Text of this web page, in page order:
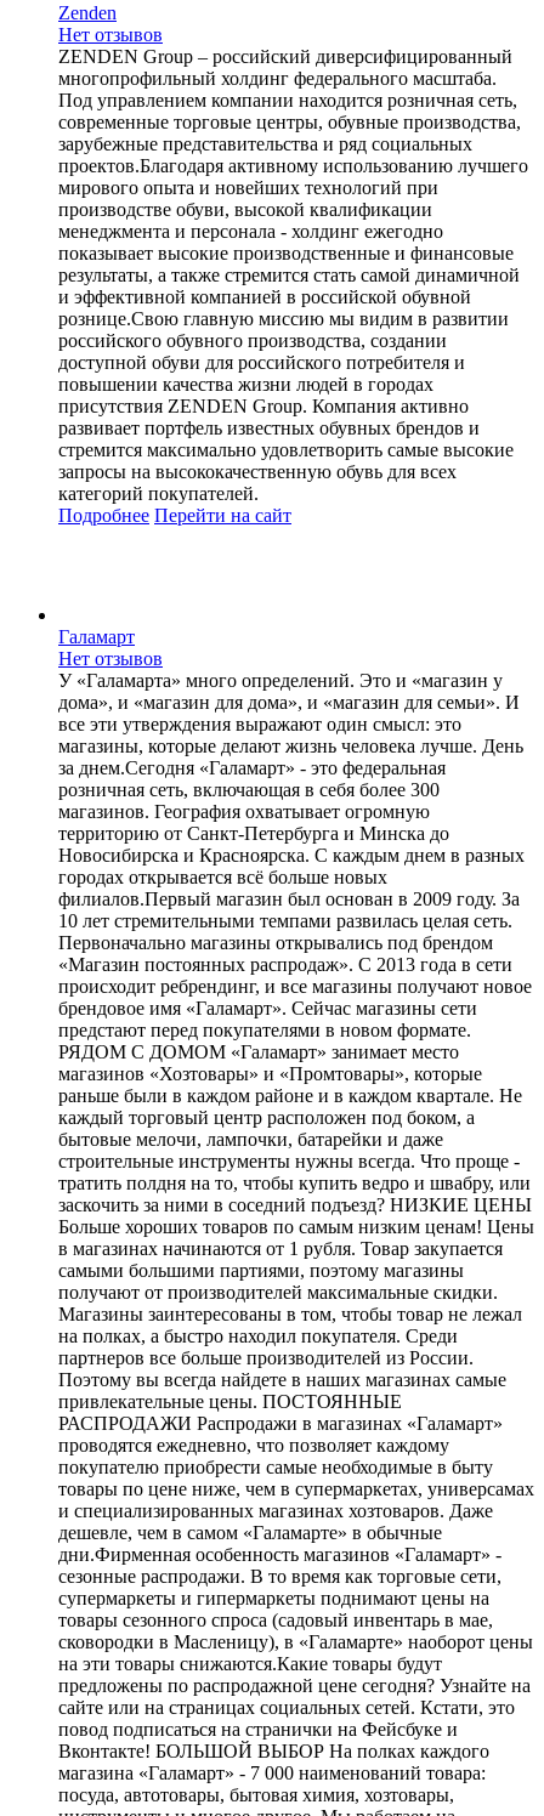
Zenden
Нет отзывов
ZENDEN Group – российский диверсифицированный
многопрофильный холдинг федерального масштаба.
Под управлением компании находится розничная сеть,
современные торговые центры, обувные производства,
зарубежные представительства и ряд социальных
проектов.Благодаря активному использованию лучшего
мирового опыта и новейших технологий при
производстве обуви, высокой квалификации
менеджмента и персонала - холдинг ежегодно
показывает высокие производственные и финансовые
результаты, а также стремится стать самой динамичной
и эффективной компанией в российской обувной
рознице.Свою главную миссию мы видим в развитии
российского обувного производства, создании
доступной обуви для российского потребителя и
повышении качества жизни людей в городах
присутствия ZENDEN Group. Компания активно
развивает портфель известных обувных брендов и
стремится максимально удовлетворить самые высокие
запросы на высококачественную обувь для всех
категорий покупателей.
Подробнее Перейти на сайт
Галамарт
Нет отзывов
У «Галамарта» много определений. Это и «магазин у
дома», и «магазин для дома», и «магазин для семьи». И
все эти утверждения выражают один смысл: это
магазины, которые делают жизнь человека лучше. День
за днем.Сегодня «Галамарт» - это федеральная
розничная сеть, включающая в себя более 300
магазинов. География охватывает огромную
территорию от Санкт-Петербурга и Минска до
Новосибирска и Красноярска. С каждым днем в разных
городах открывается всё больше новых
филиалов.Первый магазин был основан в 2009 году. За
10 лет стремительными темпами развилась целая сеть.
Первоначально магазины открывались под брендом
«Магазин постоянных распродаж». С 2013 года в сети
происходит ребрендинг, и все магазины получают новое
брендовое имя «Галамарт». Сейчас магазины сети
предстают перед покупателями в новом формате.
РЯДОМ С ДОМОМ «Галамарт» занимает место
магазинов «Хозтовары» и «Промтовары», которые
раньше были в каждом районе и в каждом квартале. Не
каждый торговый центр расположен под боком, а
бытовые мелочи, лампочки, батарейки и даже
строительные инструменты нужны всегда. Что проще -
тратить полдня на то, чтобы купить ведро и швабру, или
заскочить за ними в соседний подъезд? НИЗКИЕ ЦЕНЫ
Больше хороших товаров по самым низким ценам! Цены
в магазинах начинаются от 1 рубля. Товар закупается
самыми большими партиями, поэтому магазины
получают от производителей максимальные скидки.
Магазины заинтересованы в том, чтобы товар не лежал
на полках, а быстро находил покупателя. Среди
партнеров все больше производителей из России.
Поэтому вы всегда найдете в наших магазинах самые
привлекательные цены. ПОСТОЯННЫЕ
РАСПРОДАЖИ Распродажи в магазинах «Галамарт»
проводятся ежедневно, что позволяет каждому
покупателю приобрести самые необходимые в быту
товары по цене ниже, чем в супермаркетах, универсамах
и специализированных магазинах хозтоваров. Даже
дешевле, чем в самом «Галамарте» в обычные
дни.Фирменная особенность магазинов «Галамарт» -
сезонные распродажи. В то время как торговые сети,
супермаркеты и гипермаркеты поднимают цены на
товары сезонного спроса (садовый инвентарь в мае,
сковородки в Масленицу), в «Галамарте» наоборот цены
на эти товары снижаются.Какие товары будут
предложены по распродажной цене сегодня? Узнайте на
сайте или на страницах социальных сетей. Кстати, это
повод подписаться на странички на Фейсбуке и
Вконтакте! БОЛЬШОЙ ВЫБОР На полках каждого
магазина «Галамарт» - 7 000 наименований товара:
посуда, автотовары, бытовая химия, хозтовары,